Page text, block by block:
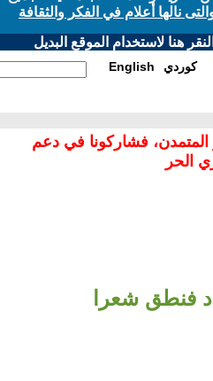
نالها أعلام في الفكر والثقافة
هنا لاستخدام الموقع البديل
English كوردي
المتمدن، فشاركونا في دعم
الحر
فنطق شعرا